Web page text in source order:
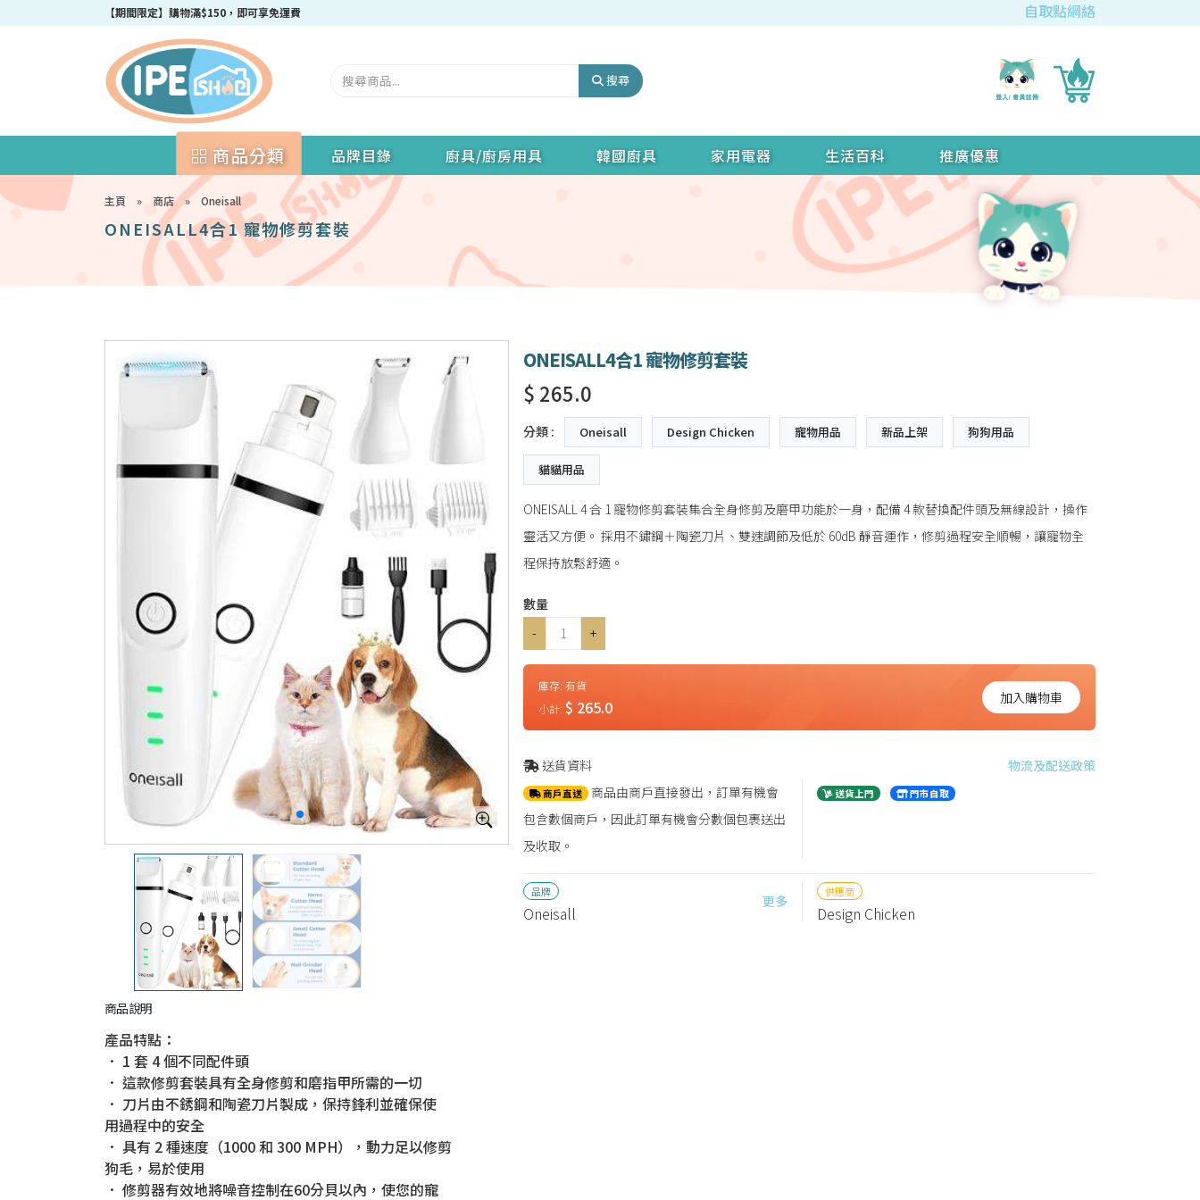
【期間限定】購物滿$150，即可享免運費 自取點網絡
搜尋
商品分類 品牌目錄 廚具/廚房用具 韓國廚具 家用電器 生活百科 推廣優惠
主頁 » 商店» Oneisall
ONEISALL4合1 寵物修剪套裝
ONEISALL4合1 寵物修剪套裝
$ 265.0
分類 : Oneisall Design Chicken 寵物用品 新品上架 狗狗用品
貓貓用品
ONEISALL 4 合 1 寵物修剪套裝集合全身修剪及磨甲功能於一身，配備 4 款替換配件頭及無線設計，操作
靈活又方便。 採用不鏽鋼＋陶瓷刀片、雙速調節及低於 60dB 靜音運作，修剪過程安全順暢，讓寵物全
程保持放鬆舒適。
數量
-
+
庫存:有貨
小計:$ 265.0 加入購物車
送貨資料 物流及配送政策
商戶直送 商品由商戶直接發出，訂單有機會
包含數個商戶，因此訂單有機會分數個包裹送出
及收取。
送貨上門 門市自取
品牌
Oneisall
更多
供應商
Design Chicken
商品說明
產品特點：
． 1 套 4 個不同配件頭
． 這款修剪套裝具有全身修剪和磨指甲所需的一切
． 刀片由不銹鋼和陶瓷刀片製成，保持鋒利並確保使
用過程中的安全
． 具有 2 種速度（1000 和 300 MPH），動力足以修剪
狗毛，易於使用
． 修剪器有效地將噪音控制在60分貝以內，使您的寵